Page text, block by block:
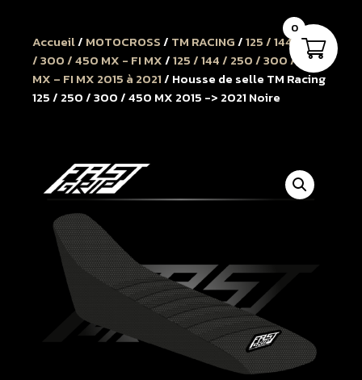
Accueil/ MOTOCROSS/ TM RACING/125 / 144 / 250
/ 300 / 450 MX - FI MX/125 / 144 / 250 / 300 / 450
MX – FI MX 2015 à 2021/ Housse de selle TM Racing
125 / 250 / 300 / 450 MX 2015 -> 2021 Noire
0